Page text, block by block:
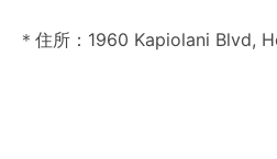
＊住所：1960 Kapiolani Blvd,